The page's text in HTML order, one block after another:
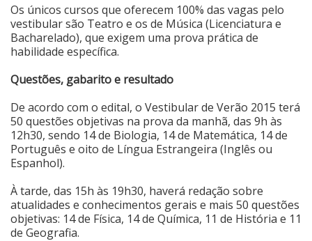
Fale Conosco
Os únicos cursos que oferecem 100% das vagas pelo
vestibular são Teatro e os de Música (Licenciatura e
Bacharelado), que exigem uma prova prática de
habilidade específica.
Questões, gabarito e resultado
De acordo com o edital, o Vestibular de Verão 2015 terá
50 questões objetivas na prova da manhã, das 9h às
12h30, sendo 14 de Biologia, 14 de Matemática, 14 de
Português e oito de Língua Estrangeira (Inglês ou
Espanhol).
À tarde, das 15h às 19h30, haverá redação sobre
atualidades e conhecimentos gerais e mais 50 questões
objetivas: 14 de Física, 14 de Química, 11 de História e 11
de Geografia.